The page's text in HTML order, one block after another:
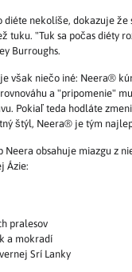
diéte nekolíše, dokazuje že
tuku. "Tuk sa počas diéty
Burroughs.
však niečo iné: Neera®
a "pripomenie"
Pokiaľ teda hodláte
štýl, Neera® je tým
Neera obsahuje miazgu z
Ázie:
pralesov
a mokradí
Srí Lanky